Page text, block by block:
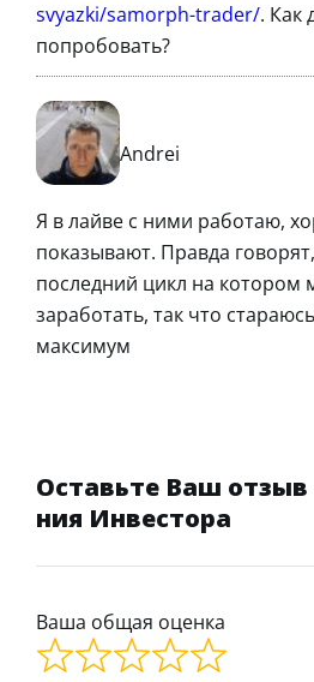
svyazki/samorph-trader/. Как
попробовать?
Andrei
Я в лайве с ними работаю,
показывают. Правда
последний цикл на
заработать, так что
максимум
Оставьте Ваш отзыв
ния Инвестора
Ваша общая оценка